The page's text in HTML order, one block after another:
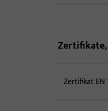
Zertifikate,
Zertifikat EN